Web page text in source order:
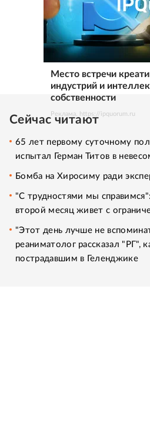
Место встречи
индустрий и
собственности
Реклама. https://ipquorum.ru
Сейчас читают
65 лет первому суточному
испытал Герман Титов в
Бомба на Хиросиму ради
"С трудностями мы
второй месяц живет с
"Этот день лучше не
реаниматолог рассказал "РГ",
пострадавшим в Геленджике